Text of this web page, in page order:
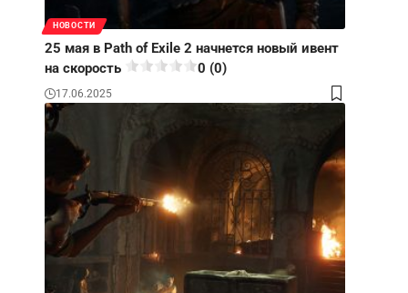
НОВОСТИ
25 мая в Path of Exile 2 начнется новый ивент
на скорость
0 (0)
17.06.2025